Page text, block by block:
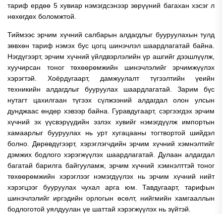
тариф ердөө 5 хувиар нэмэгдсэнээр зөрүүний багахан хэсэг л
нөхөгдөх боломжтой.
Тиймээс эрчим хүчний салбарын алдагдлыг бууруулахын тулд
зөвхөн тариф нэмэх бус цогц шинэчлэл шаардлагатай байна.
Нэгдүгээрт, эрчим хүчний үйлдвэрлэлийн үр ашгийг дээшлүүлж,
хуучирсан тоног төхөөрөмжийн шинэчлэлийг эрчимжүүлэх
хэрэгтэй. Хоёрдугаарт, дамжуулалт түгээлтийн үеийн
техникийн алдагдлыг бууруулах шаардлагатай. Зарим бүс
нутагт цахилгаан түгээх сүлжээний алдагдал олон улсын
дунджаас өндөр хэвээр байна. Гуравдугаарт, сэргээгдэх эрчим
хүчний эх үүсвэрүүдийн эзлэх хувийг нэмэгдүүлж импортын
хамаарлыг бууруулах нь урт хугацааны тогтвортой шийдэл
болно. Дөрөвдүгээрт, хэрэглэгчдийн эрчим хүчний хэмнэлтийг
дэмжих бодлого хэрэгжүүлэх шаардлагатай. Дулаан алдагдал
багатай барилга байгууламж, эрчим хүчний хэмнэлттэй тоног
төхөөрөмжийн хэрэглээг нэмэгдүүлэх нь эрчим хүчний нийт
хэрэгцээг бууруулах чухал арга юм. Тавдугаарт, тарифын
шинэчлэлийг иргэдийн орлогын өсөлт, нийгмийн хамгааллын
бодлоготой уялдуулан үе шаттай хэрэгжүүлэх нь зүйтэй.